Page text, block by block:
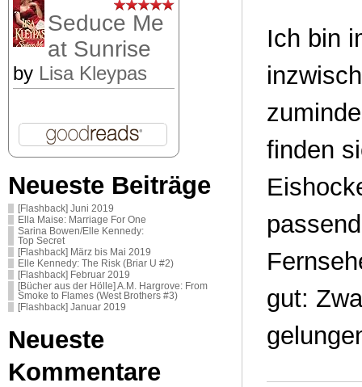
Seduce Me
at Sunrise
by Lisa Kleypas
Neueste Beiträge
[Flashback] Juni 2019
Ella Maise: Marriage For One
Sarina Bowen/Elle Kennedy:
Top Secret
[Flashback] März bis Mai 2019
Elle Kennedy: The Risk (Briar U #2)
[Flashback] Februar 2019
[Bücher aus der Hölle] A.M. Hargrove: From
Smoke to Flames (West Brothers #3)
[Flashback] Januar 2019
Neueste
Kommentare
Ich bin
finden
gut: